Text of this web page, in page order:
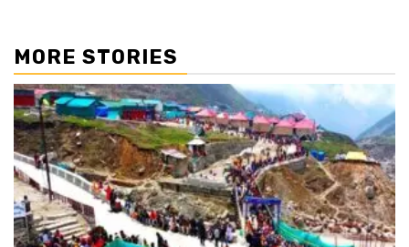
MORE STORIES